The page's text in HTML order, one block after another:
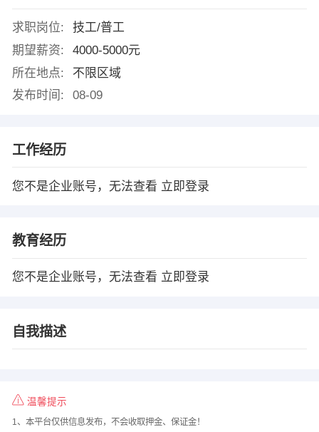
求职岗位:
技工/普工
期望薪资:
4000-5000元
所在地点:
不限区域
发布时间:
08-09
工作经历
您不是企业账号，无法查看 立即登录
教育经历
您不是企业账号，无法查看 立即登录
自我描述
温馨提示
1、本平台仅供信息发布，不会收取押金、保证金！